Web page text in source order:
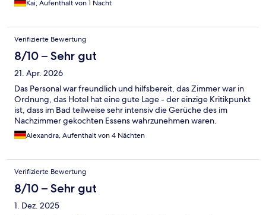
Kai, Aufenthalt von 1 Nacht
Verifizierte Bewertung
8/10 – Sehr gut
21. Apr. 2026
Das Personal war freundlich und hilfsbereit, das Zimmer war in
Ordnung, das Hotel hat eine gute Lage - der einzige Kritikpunkt
ist, dass im Bad teilweise sehr intensiv die Gerüche des im
Nachzimmer gekochten Essens wahrzunehmen waren.
Alexandra, Aufenthalt von 4 Nächten
Verifizierte Bewertung
8/10 – Sehr gut
1. Dez. 2025